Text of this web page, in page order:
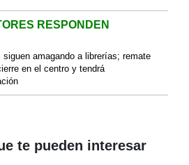
RESPONDEN
siguen amagando a librerías; remate
en el centro y tendrá
te pueden interesar